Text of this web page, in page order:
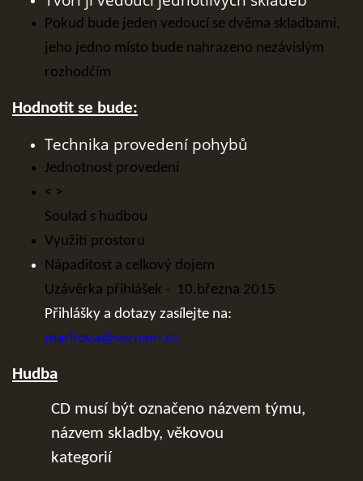
Pokud bude jeden vedoucí se dvěma skladbami,
jeho jedno místo bude nahrazeno nezávislým
rozhodčím
Hodnotit se bude:
Technika provedení pohybů
Jednotnost provedení
< >
Soulad s hudbou
Využití prostoru
Nápaditost a celkový dojem
Uzávěrka přihlášek - 10.března 2015
Přihlášky a dotazy zasílejte na:
marltova@seznam.cz
Hudba
CD musí být označeno názvem týmu,
názvem skladby, věkovou